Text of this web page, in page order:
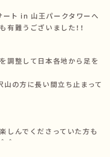
ート in 山王パークタワーへ
有難うございました！！
調整して日本各地から足を
山の方に長い間立ち止まって
しんでくださっていた方も
＾